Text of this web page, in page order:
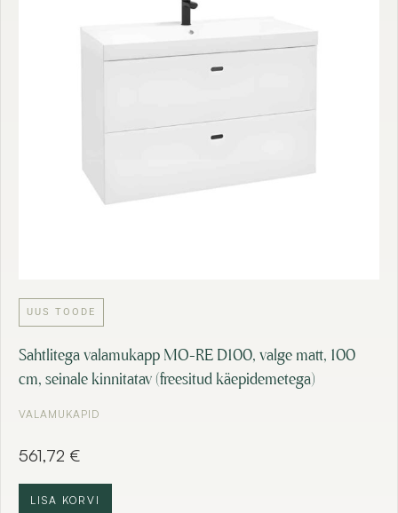
UUS TOODE
Sahtlitega valamukapp MO-RE D100, valge matt, 100
cm, seinale kinnitatav (freesitud käepidemetega)
VALAMUKAPID
561,72 €
LISA KORVI